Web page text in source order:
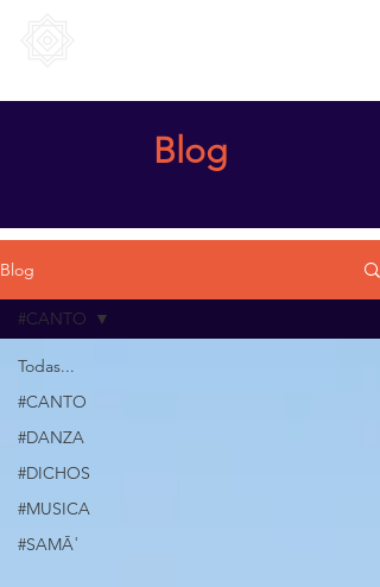
Blog
Blog
Todas...
#CANTO
#DANZA
#DICHOS
#MUSICA
#SAMĀʿ
#CANTO